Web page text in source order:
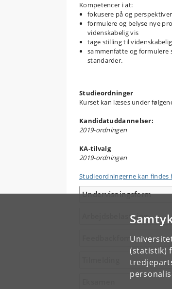
(statistik)
Kompetencer i at:
fokusere på og
formulere og belyse nye
videnskabelig vis
tage stilling til
sammenfatte og formulere
standarder.
Studieordninger
Kurset kan læses under
Kandidatuddannelser:
2019-ordningen
KA-tilvalg
2019-ordningen
Studieordningerne kan findes
Undervisningsform
Arbejdsbelastning
Feedbackform